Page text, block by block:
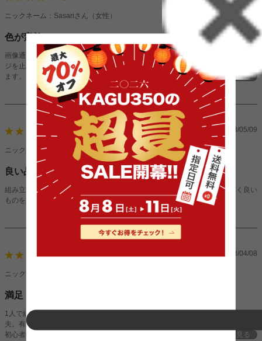
ニックネーム：Sasariさん（女性）
色が素敵
画像通りの素敵な色でした。組み立てはとにかく重いのでそれが大変ですが、ネ
ジを止める箇所がちゃんとしているので曲がったりせず素人でも綺麗に止められ
ます。
ただ説明書の誤表記がいくつかあったり、部品に番号のシールが貼られていない
物があったりとかなり適当です。その辺り何故ちゃんとしないのか謎です…。
続きを見る
2023/05/09
ニックネーム：ふこさん（女性）
良い品でした。
組み立ての時間はかかりますが、とても良い品です。マットも寝心地が良く良い
ものを買わせて頂きました。
4 2023/04/08
ニックネーム：うっちまんさん（男性）
満足
1人で組み立て。開梱から完成まで3時間半程度。電動ドライバー無くても大丈
夫。有れば良い所は収納のネジ釘とキャスターつける時ぐらいでしょうか。
初心者の方には設計図を解読するのに時間を要するかも知れませんが簡単な組み
続きを見る